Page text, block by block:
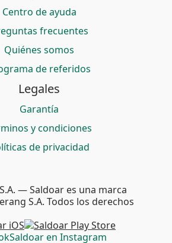
Centro de ayuda
frecuentes
Quiénes somos
de referidos
Legales
Garantía
y condiciones
de privacidad
Saldoar en Instagram
— Saldoar es una marca
S.A. Todos los derechos